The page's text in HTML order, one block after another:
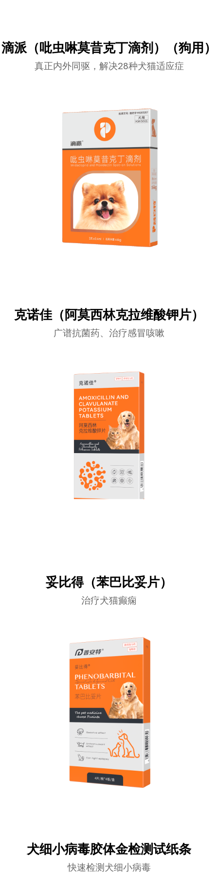
滴派（吡虫啉莫昔克丁滴剂）（狗用）
真正内外同驱，解决28种犬猫适应症
克诺佳（阿莫西林克拉维酸钾片）
广谱抗菌药、治疗感冒咳嗽
妥比得（苯巴比妥片）
治疗犬猫癫痫
犬细小病毒胶体金检测试纸条
快速检测犬细小病毒